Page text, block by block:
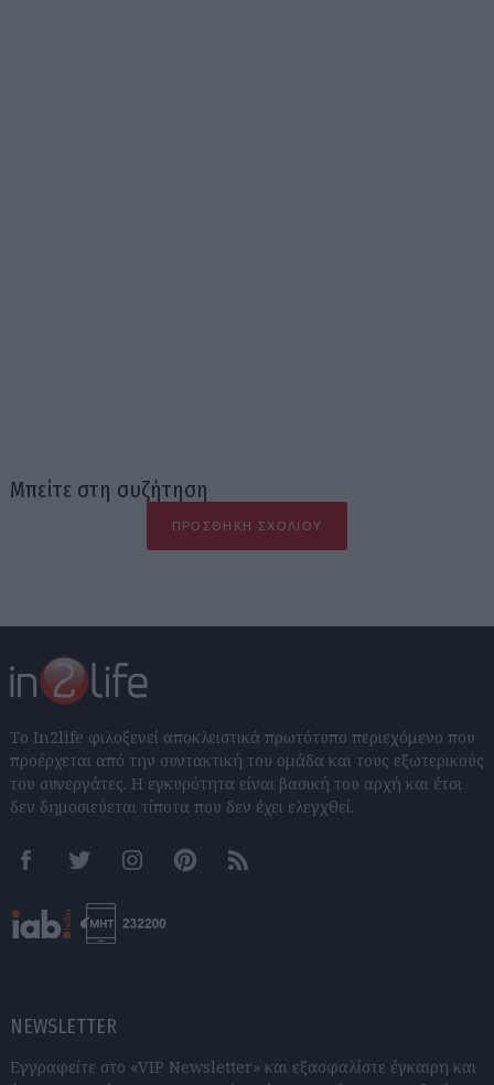
Μπείτε στη συζήτηση
ΠΡΟΣΘΉΚΗ ΣΧΟΛΊΟΥ
Το In2life φιλοξενεί αποκλειστικά πρωτότυπο περιεχόμενο που
προέρχεται από την συντακτική του ομάδα και τους εξωτερικούς
του συνεργάτες. Η εγκυρότητα είναι βασική του αρχή και έτσι
δεν δημοσιεύεται τίποτα που δεν έχει ελεγχθεί.
FacebookTwitter InstagramPinterestRSS feeds
NEWSLETTER
Εγγραφείτε στο «VIP Newsletter» και εξασφαλίστε έγκαιρη και